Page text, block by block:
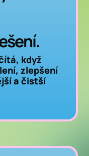
když
zlepšení
a čistší